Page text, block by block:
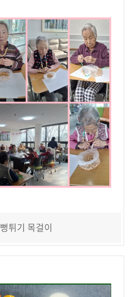
뻥튀기 목걸이